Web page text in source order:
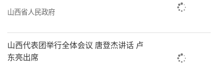
山西省人民政府
山西代表团举行全体会议 唐登杰讲话 卢
东亮出席